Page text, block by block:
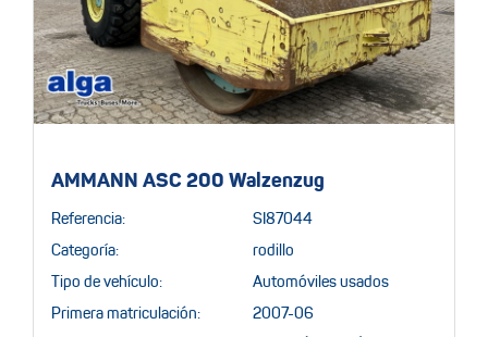
AMMANN ASC 200 Walzenzug
Referencia: SI87044
Categoría: rodillo
Tipo de vehículo: Automóviles usados
Primera matriculación: 2007-06